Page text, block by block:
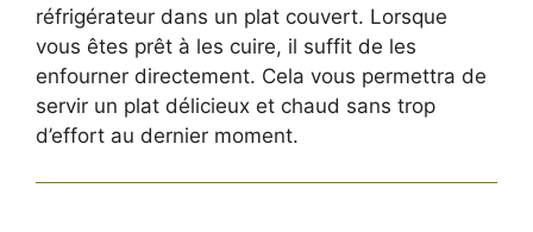
réfrigérateur dans un plat couvert. Lorsque
vous êtes prêt à les cuire, il suffit de les
enfourner directement. Cela vous permettra de
servir un plat délicieux et chaud sans trop
d’effort au dernier moment.